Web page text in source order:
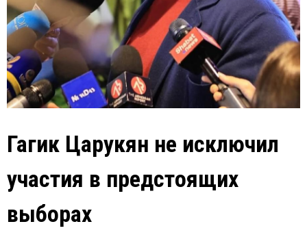
Гагик Царукян не исключил
участия в предстоящих
выборах